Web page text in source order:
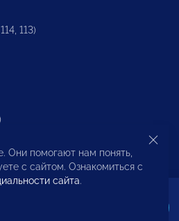
113)
Они помогают нам понять,
с сайтом. Ознакомиться с
сайта.